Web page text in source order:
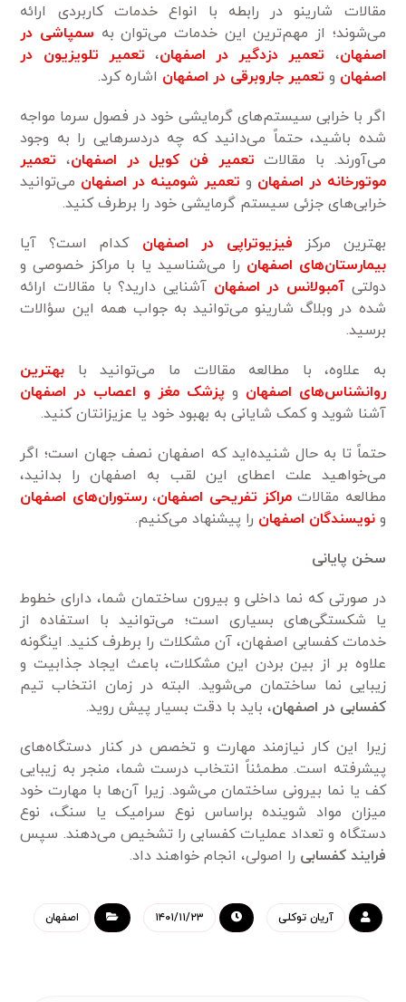
مقالات شارینو در رابطه با انواع خدمات کاربردی ارائه
می‌شوند؛ از مهم‌ترین این خدمات می‌توان به سمپاشی در
اصفهان، تعمیر دزدگیر در اصفهان، تعمیر تلویزیون در
اصفهان و تعمیر جاروبرقی در اصفهان اشاره کرد.
اگر با خرابی سیستم‌های گرمایشی خود در فصول سرما مواجه
شده باشید، حتماً می‌دانید که چه دردسرهایی را به وجود
می‌آورند. با مقالات تعمیر فن کویل در اصفهان، تعمیر
موتورخانه در اصفهان و تعمیر شومینه در اصفهان می‌توانید
خرابی‌های جزئی سیستم گرمایشی خود را برطرف کنید.
بهترین مرکز فیزیوتراپی در اصفهان کدام است؟ آیا
بیمارستان‌های اصفهان را می‌شناسید یا با مراکز خصوصی و
دولتیآمبولانس در اصفهان آشنایی دارید؟ با مقالات ارائه
شده در وبلاگ شارینو می‌توانید به جواب همه این سؤالات
برسید.
به علاوه، با مطالعه مقالات ما می‌توانید با بهترین
روانشناس‌های اصفهان و پزشک مغز و اعصاب در اصفهان
آشنا شوید و کمک شایانی به بهبود خود یا عزیزانتان کنید.
حتماً تا به حال شنیده‌اید که اصفهان نصف جهان است؛ اگر
می‌خواهید علت اعطای این لقب به اصفهان را بدانید،
مطالعه مقالاتمراکز تفریحی اصفهان،رستوران‌های اصفهان
ونویسندگان اصفهان را پیشنهاد می‌کنیم.
سخن پایانی
در صورتی که نما داخلی و بیرون ساختمان شما، دارای خطوط
یا شکستگی‌های بسیاری است؛ می‌توانید با استفاده از
خدمات کفسابی اصفهان، آن مشکلات را برطرف کنید. اینگونه
علاوه بر از بین بردن این مشکلات، باعث ایجاد جذابیت و
زیبایی نما ساختمان می‌شوید. البته در زمان انتخاب تیم
کفسابی در اصفهان، باید با دقت بسیار پیش روید.
زیرا این کار نیاز‌مند مهارت و تخصص در کنار دستگاه‌های
پیشرفته است. مطمئناً انتخاب درست شما، منجر به زیبایی
کف یا نما بیرونی ساختمان می‌شود. زیرا آن‌ها با مهارت خود
میزان مواد شوینده براساس نوع سرامیک یا سنگ، نوع
دستگاه و تعداد عملیات کفسابی را تشخیص می‌دهند. سپس
فرایند کفسابی را اصولی، انجام خواهند داد.
آریان توکلی ۱۴۰۱/۱۱/۲۳ اصفهان